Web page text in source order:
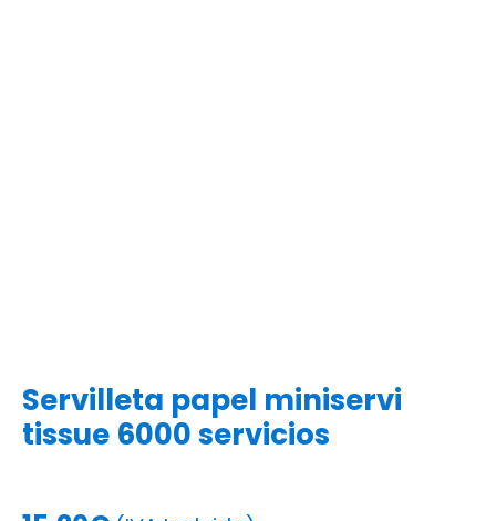
Servilleta papel miniservi
tissue 6000 servicios